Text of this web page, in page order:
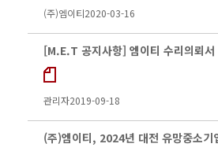
(주)엠이티2020-03-16
[M.E.T 공지사항] 엠이티 수리의뢰서
관리자2019-09-18
(주)엠이티, 2024년 대전 유망중소기